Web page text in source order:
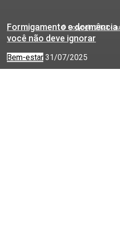
Formigamento e
você não deve ignorar
Bem-estar 31/07/2025
© Copyright 2023 -